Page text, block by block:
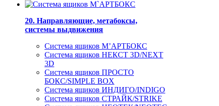
20. Направляющие, метабоксы,
системы выдвижения
Система ящиков М’АРТБОКС
Система ящиков НЕКСТ 3D/NEXT
3D
Система ящиков ПРОСТО
БОКС/SIMPLE BOX
Система ящиков ИНДИГО/INDIGO
Система ящиков СТРАЙК/STRIKE